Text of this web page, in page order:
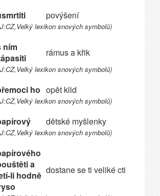
povýšení
lexikon snových symbolů)
ním
rámus a křik
lexikon snových symbolů)
ho opět klid
lexikon snových symbolů)
dětské myšlenky
lexikon snových symbolů)
a
li hodně dostane se ti veliké cti